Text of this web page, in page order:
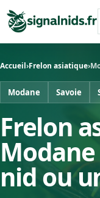
Accueil›Frelon asiatique›
Modane Savoie
Frelon
nid ou